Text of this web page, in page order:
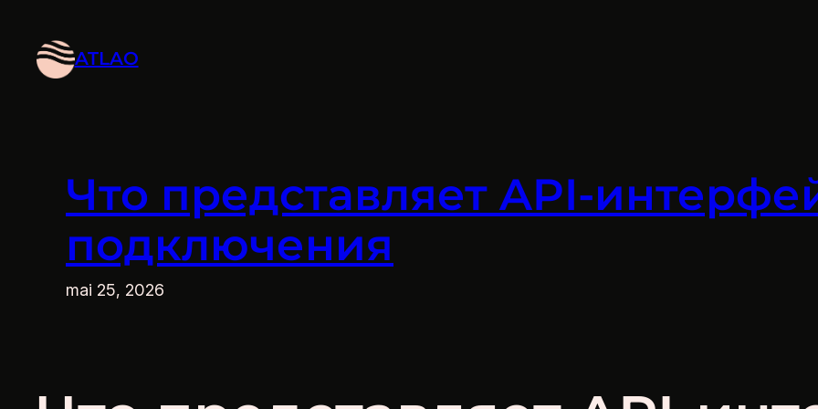
contenu
ATLAO
Что представляет API-
подключения
mai 25, 2026